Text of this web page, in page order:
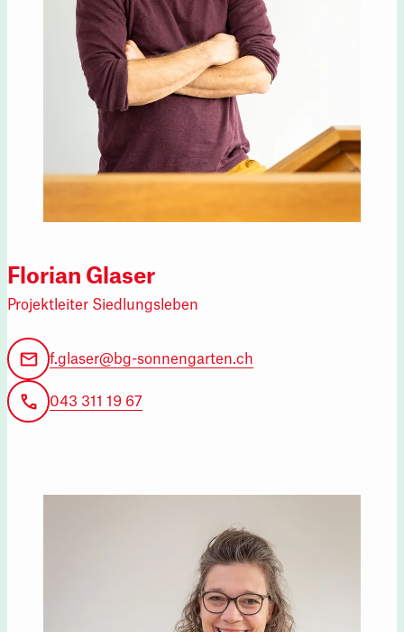
Florian Glaser
Projektleiter Siedlungsleben
f.glaser@bg-sonnengarten.ch
043 311 19 67